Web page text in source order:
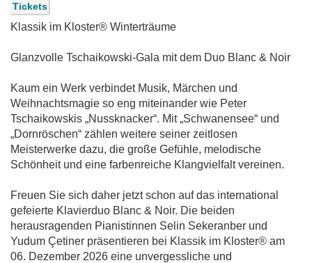
Tickets
Klassik im Kloster® Winterträume
Glanzvolle Tschaikowski-Gala mit dem Duo Blanc & Noir
Kaum ein Werk verbindet Musik, Märchen und
Weihnachtsmagie so eng miteinander wie Peter
Tschaikowskis „Nussknacker“. Mit „Schwanensee“ und
„Dornröschen“ zählen weitere seiner zeitlosen
Meisterwerke dazu, die große Gefühle, melodische
Schönheit und eine farbenreiche Klangvielfalt vereinen.
Freuen Sie sich daher jetzt schon auf das international
gefeierte Klavierduo Blanc & Noir. Die beiden
herausragenden Pianistinnen Selin Sekeranber und
Yudum Çetiner präsentieren bei Klassik im Kloster® am
06. Dezember 2026 eine unvergessliche und